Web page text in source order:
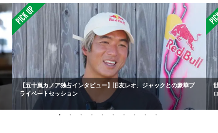
【五十嵐カノア独占インタビュー】旧友レオ、ジャックとの豪華プ
ライベートセッション